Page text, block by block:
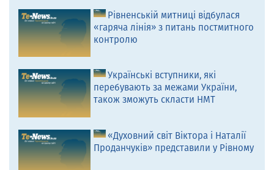
Рівненській митниці відбулася
«гаряча лінія» з питань постмитного
контролю
Українські вступники, які
перебувають за межами України,
також зможуть скласти НМТ
«Духовний світ Віктора і Наталії
Проданчуків» представили у Рівному